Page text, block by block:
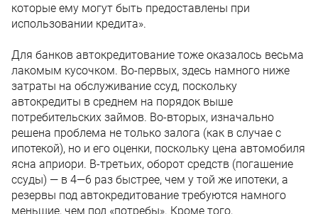
которые ему могут быть предоставлены при
использовании кредита».
Для банков автокредитование тоже оказалось весьма
лакомым кусочком. Во-первых, здесь намного ниже
затраты на обслуживание ссуд, поскольку
автокредиты в среднем на порядок выше
потребительских займов. Во-вторых, изначально
решена проблема не только залога (как в случае с
ипотекой), но и его оценки, поскольку цена автомобиля
ясна априори. В-третьих, оборот средств (погашение
ссуды) — в 4—6 раз быстрее, чем у той же ипотеки, а
резервы под автокредитование требуются намного
меньшие, чем под «потребы». Кроме того,